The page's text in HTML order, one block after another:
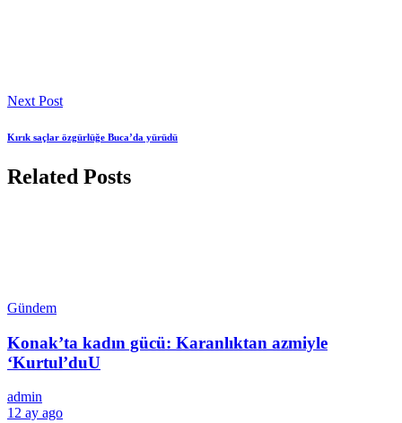
Next Post
Kırık saçlar özgürlüğe Buca’da yürüdü
Related Posts
Gündem
Konak’ta kadın gücü: Karanlıktan azmiyle
‘Kurtul’duU
admin
12 ay ago